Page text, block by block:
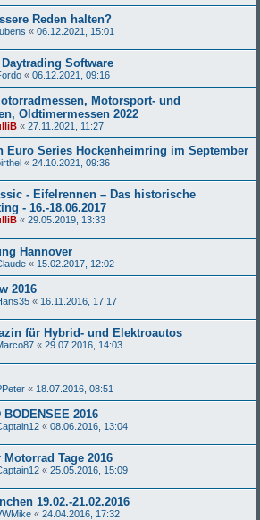
Reden halten?
« 06.12.2021, 15:01
Software
« 06.12.2021, 09:16
Motorsport- und
Oldtimermessen 2022
« 27.11.2021, 11:27
Euro Series Hockenheimring im September
« 24.10.2021, 09:36
- Eifelrennen – Das historische
- 16.-18.06.2017
« 29.05.2019, 13:33
Hannover
« 15.02.2017, 12:02
2016
« 16.11.2016, 17:17
für Hybrid- und Elektroautos
« 29.07.2016, 14:03
« 18.07.2016, 08:51
BODENSEE 2016
« 08.06.2016, 13:04
Tage 2016
« 25.05.2016, 15:09
19.02.-21.02.2016
« 24.04.2016, 17:32